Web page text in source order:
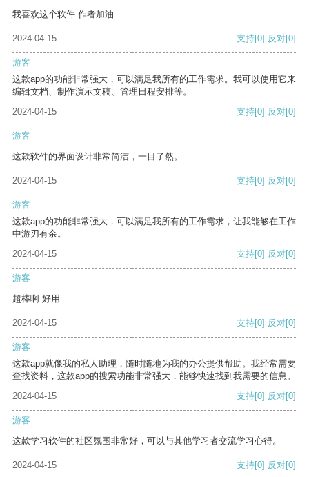
我喜欢这个软件 作者加油
2024-04-15 支持[0] 反对[0]
游客
这款app的功能非常强大，可以满足我所有的工作需求。我可以使用它来
编辑文档、制作演示文稿、管理日程安排等。
2024-04-15
支持[0] 反对[0]
游客
这款软件的界面设计非常简洁，一目了然。
2024-04-15 支持[0] 反对[0]
游客
这款app的功能非常强大，可以满足我所有的工作需求，让我能够在工作
中游刃有余。
2024-04-15
支持[0] 反对[0]
游客
超棒啊 好用
2024-04-15 支持[0] 反对[0]
游客
这款app就像我的私人助理，随时随地为我的办公提供帮助。我经常需要
查找资料，这款app的搜索功能非常强大，能够快速找到我需要的信息。
2024-04-15
支持[0] 反对[0]
游客
这款学习软件的社区氛围非常好，可以与其他学习者交流学习心得。
2024-04-15 支持[0] 反对[0]